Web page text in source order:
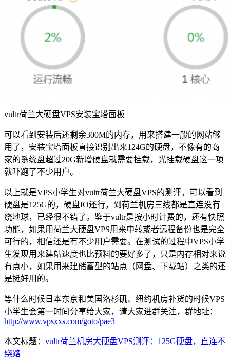
vultr荷兰大硬盘VPS安装宝塔面板
可以看到安装后还剩余300M的内存，用来搭建一般的网站够
用了，安装宝塔面板直接识别出来124G的硬盘，不像有的商
家的系统盘超过20G新增硬盘就需要挂载，光挂载硬盘这一项
就吓跑了不少用户。
以上就是VPS小学生对vultr荷兰大硬盘VPS的测评，可以看到
硬盘是125G的，硬盘IO还行，到荷兰机房三线都是直连没有
绕地球，已经很不错了。鉴于vultr是按小时计费的，还有快照
功能，如果用荷兰大硬盘VPS用来中转或者远程备份也是完全
可行的，相信还是有不少用户需要。在测试的过程中VPS小学
生发现用来建站速度也比预料的要好多了，只是内存相对来说
有点小，如果用来建储蓄型的站点（网盘、下载站）之类的还
是挺好用的。
等什么时候日本东京和美国洛杉矶、纽约机房补货的时候VPS
小学生会第一时间分享给大家，请大家进群关注，群地址：
http://www.vpsxxs.com/goto/pae3
本文标题： vultr荷兰机房大硬盘VPS测评：125G硬盘，直连不
绕路